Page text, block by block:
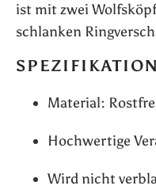
ist mit zwei
schlanken
Material:
Hochwertige
Wird nicht